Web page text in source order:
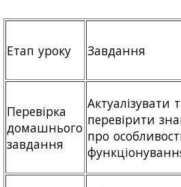
Етап уроку Завдання
Перевірка
домашнього
завдання
Актуалізувати
перевірити
про